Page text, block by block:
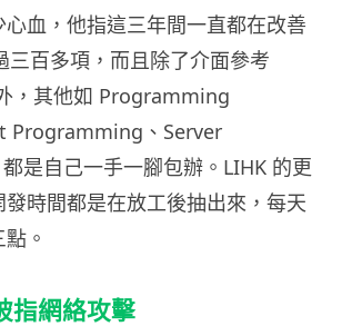
血，他指這三年間一直都在改善
三百多項，而且除了介面參考
，其他如 Programming
Programming、Server
是自己一手一腳包辦。LIHK 的更
時間都是在放工後抽出來，每天
。
指網絡攻擊